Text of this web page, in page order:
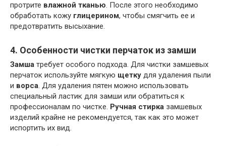
протрите влажной тканью. После этого необходимо
обработать кожу глицерином, чтобы смягчить ее и
предотвратить высыхание.
4. Особенности чистки перчаток из замши
Замша требует особого подхода. Для чистки замшевых
перчаток используйте мягкую щетку для удаления пыли
и ворса. Для удаления пятен можно использовать
специальный ластик для замши или обратиться к
профессионалам по чистке. Ручная стирка замшевых
изделий крайне не рекомендуется, так как это может
испортить их вид.